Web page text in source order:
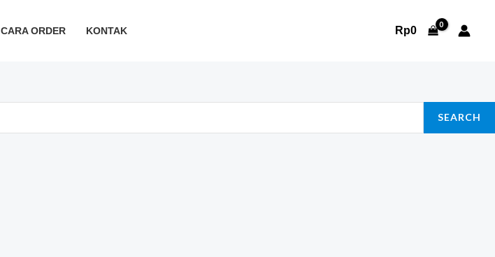
CARA ORDER KONTAK Rp0
SEARCH